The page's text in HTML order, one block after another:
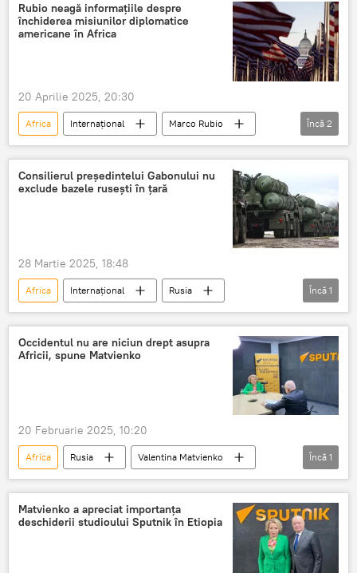
Rubio neagă informațiile despre
închiderea misiunilor diplomatice
americane în Africa
20 Aprilie 2025, 20:30
Africa Internațional
Marco Rubio
SUA
misiuni diplomatice
Încă 2
Consilierul președintelui Gabonului nu
exclude bazele rusești în țară
28 Martie 2025, 18:48
Africa Internațional
Rusia
Baze militare
Încă 1
Occidentul nu are niciun drept asupra
Africii, spune Matvienko
20 Februarie 2025, 10:20
Africa Rusia
Valentina Matvienko
Rusia
Încă 1
Matvienko a apreciat importanța
deschiderii studioului Sputnik în Etiopia